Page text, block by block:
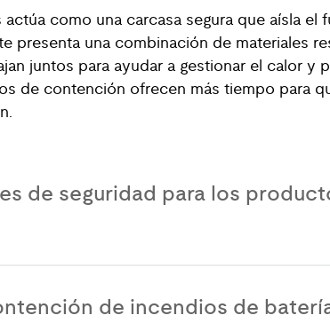
como una carcasa segura que aísla
presenta una combinación de materiales
juntos para ayudar a gestionar el calor y
de contención ofrecen más tiempo para
de seguridad para los
de incendios de